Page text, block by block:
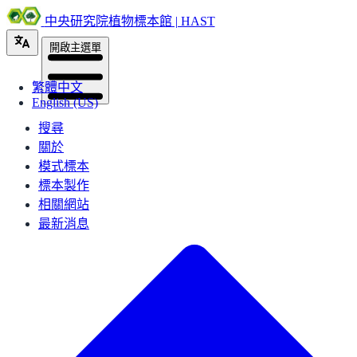
中央研究院植物標本館 | HAST
繁體中文
English (US)
開啟主選單
搜尋
關於
模式標本
標本製作
相關網站
最新消息